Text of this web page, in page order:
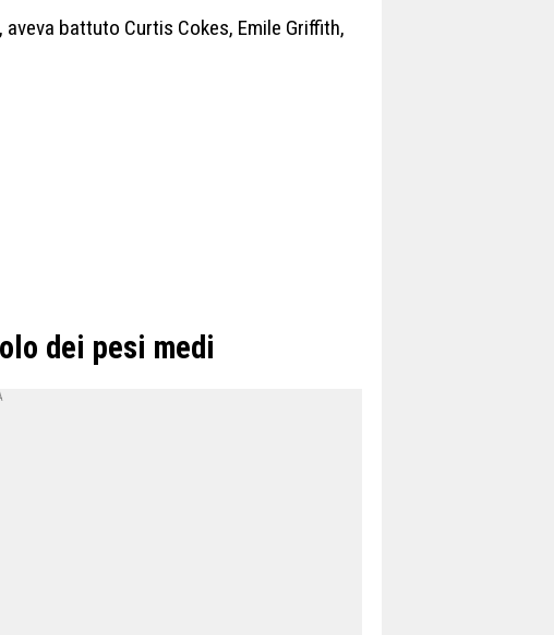
battuto Curtis Cokes, Emile Griffith,
dei pesi medi